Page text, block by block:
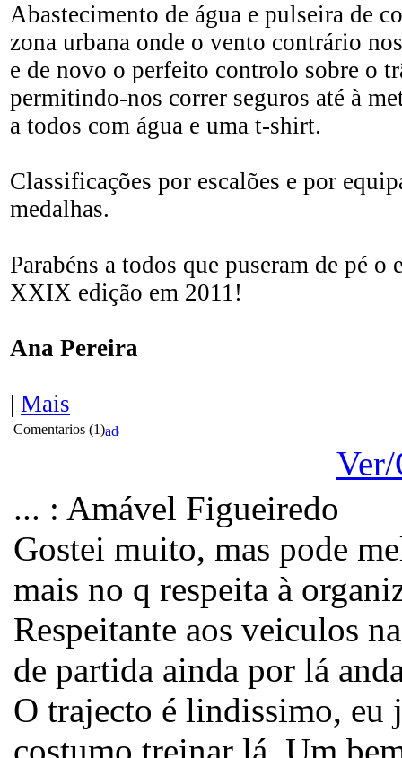
Abastecimento de água e pulseira de
zona urbana onde o vento contrário
e de novo o perfeito controlo sobre o
permitindo-nos correr seguros até à
a todos com água e uma t-shirt.
Classificações por escalões e por
medalhas.
Parabéns a todos que puseram de pé o
XXIX edição em 2011!
Ana Pereira
| Mais
Comentarios (1)
... : Amável Figueiredo
Gostei muito, mas pode
mais no q respeita à
Respeitante aos veiculos
de partida ainda por lá
O trajecto é lindissimo, eu
costumo treinar lá. Um